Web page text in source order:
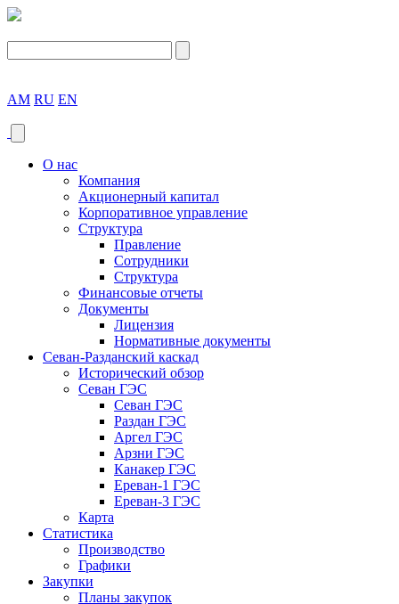
AM RU EN
О нас
Компания
Акционерный капитал
Корпоративное управление
Структура
Правление
Сотрудники
Структура
Финансовые отчеты
Документы
Лицензия
Нормативные документы
Севан-Разданский каскад
Исторический обзор
Севан ГЭС
Севан ГЭС
Раздан ГЭС
Аргел ГЭС
Арзни ГЭС
Канакер ГЭС
Ереван-1 ГЭС
Ереван-3 ГЭС
Карта
Статистика
Производство
Графики
Закупки
Планы закупок